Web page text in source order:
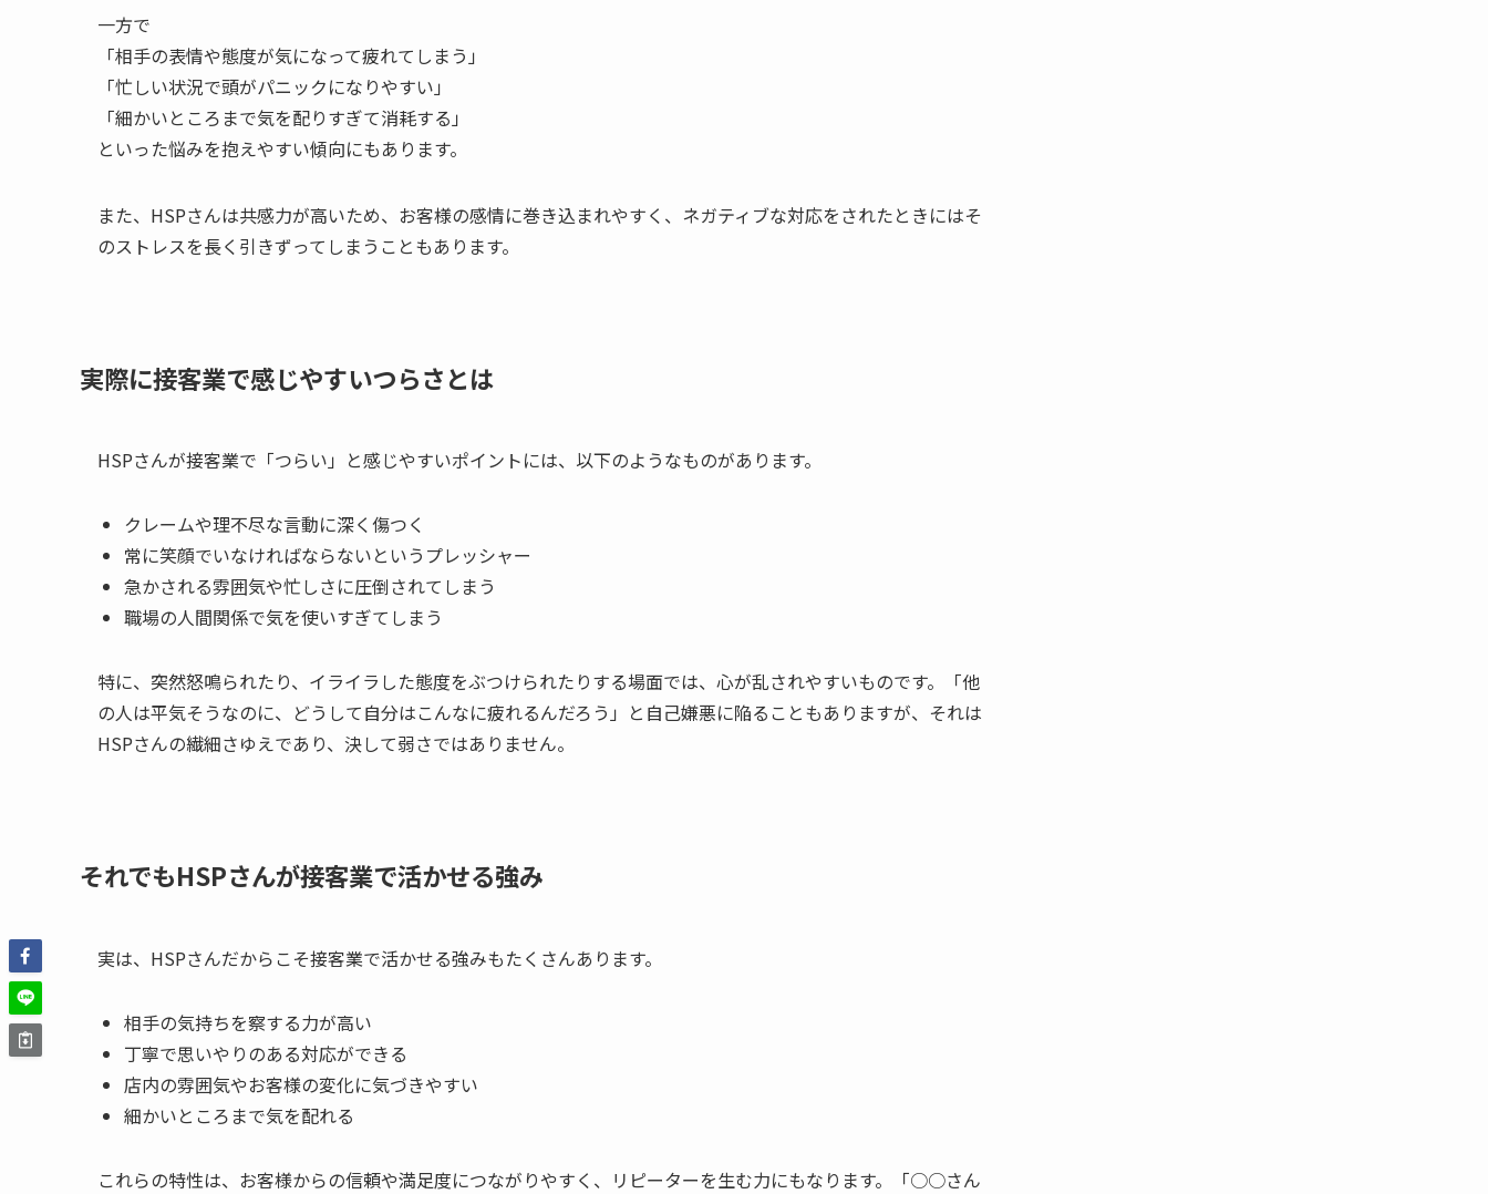
一方で
「相手の表情や態度が気になって疲れてしまう」
「忙しい状況で頭がパニックになりやすい」
「細かいところまで気を配りすぎて消耗する」
といった悩みを抱えやすい傾向にもあります。
また、HSPさんは共感力が高いため、お客様の感情に巻き込まれやすく、ネガティブな対応をされたときにはそ
のストレスを長く引きずってしまうこともあります。
実際に接客業で感じやすいつらさとは
HSPさんが接客業で「つらい」と感じやすいポイントには、以下のようなものがあります。
クレームや理不尽な言動に深く傷つく
常に笑顔でいなければならないというプレッシャー
急かされる雰囲気や忙しさに圧倒されてしまう
職場の人間関係で気を使いすぎてしまう
特に、突然怒鳴られたり、イライラした態度をぶつけられたりする場面では、心が乱されやすいものです。「他
の人は平気そうなのに、どうして自分はこんなに疲れるんだろう」と自己嫌悪に陥ることもありますが、それは
HSPさんの繊細さゆえであり、決して弱さではありません。
それでもHSPさんが接客業で活かせる強み
実は、HSPさんだからこそ接客業で活かせる強みもたくさんあります。
相手の気持ちを察する力が高い
丁寧で思いやりのある対応ができる
店内の雰囲気やお客様の変化に気づきやすい
細かいところまで気を配れる
これらの特性は、お客様からの信頼や満足度につながりやすく、リピーターを生む力にもなります。「○○さん